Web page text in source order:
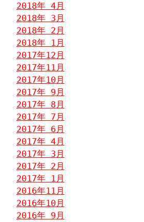
2018年 4月
2018年 3月
2018年 2月
2018年 1月
2017年12月
2017年11月
2017年10月
2017年 9月
2017年 8月
2017年 7月
2017年 6月
2017年 4月
2017年 3月
2017年 2月
2017年 1月
2016年11月
2016年10月
2016年 9月